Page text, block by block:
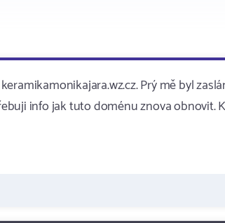
Prý mě byl
info jak tuto doménu znova obnovit.